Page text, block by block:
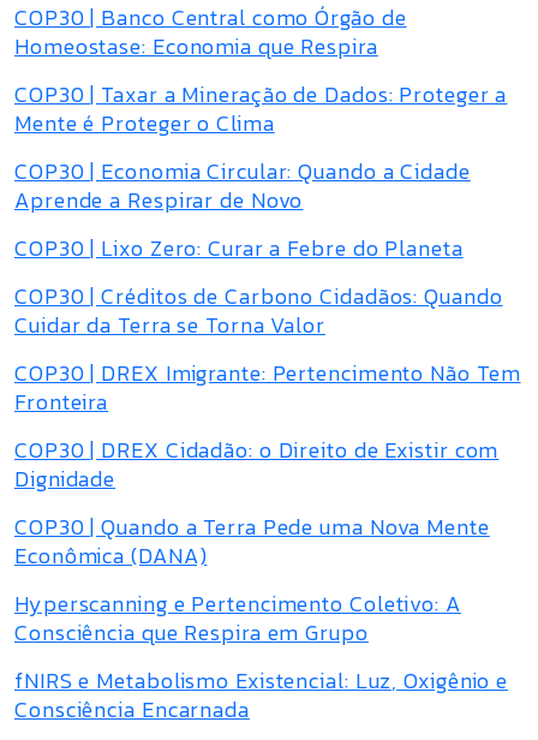
COP30 | Banco Central como Órgão de
Homeostase: Economia que Respira
COP30 | Taxar a Mineração de Dados: Proteger a
Mente é Proteger o Clima
COP30 | Economia Circular: Quando a Cidade
Aprende a Respirar de Novo
COP30 | Lixo Zero: Curar a Febre do Planeta
COP30 | Créditos de Carbono Cidadãos: Quando
Cuidar da Terra se Torna Valor
COP30 | DREX Imigrante: Pertencimento Não Tem
Fronteira
COP30 | DREX Cidadão: o Direito de Existir com
Dignidade
COP30 | Quando a Terra Pede uma Nova Mente
Econômica (DANA)
Hyperscanning e Pertencimento Coletivo: A
Consciência que Respira em Grupo
fNIRS e Metabolismo Existencial: Luz, Oxigênio e
Consciência Encarnada